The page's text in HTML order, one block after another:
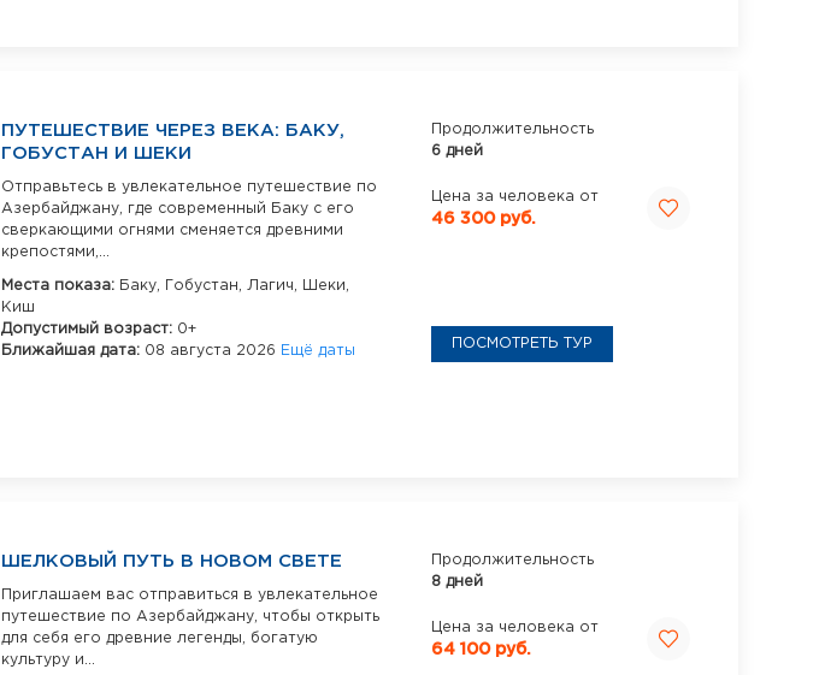
ПУТЕШЕСТВИЕ ЧЕРЕЗ ВЕКА: БАКУ,
ГОБУСТАН И ШЕКИ
Отправьтесь в увлекательное путешествие по
Азербайджану, где современный Баку с его
сверкающими огнями сменяется древними
крепостями,...
Места показа: Баку, Гобустан, Лагич,
Шеки,
Киш
Допустимый возраст: 0+
Ближайшая дата: 08 августа 2026 Ещё даты
Продолжительность
6 дней
Цена за человека от
46 300 руб.
ПОСМОТРЕТЬ ТУР
ШЕЛКОВЫЙ ПУТЬ В НОВОМ СВЕТЕ
Приглашаем вас отправиться в увлекательное
путешествие по Азербайджану, чтобы открыть
для себя его древние легенды, богатую
культуру и...
Продолжительность
8 дней
Цена за человека от
64 100 руб.